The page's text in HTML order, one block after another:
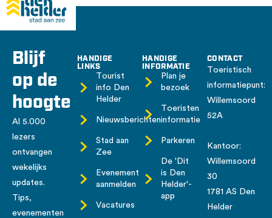
Blijf
op de
hoogte
Al 5.000
lezers
ontvangen
wekelijks
updates.
Tips,
evenementen
HANDIGE
LINKS
Tourist
info Den
Helder
Nieuwsberichten
Stad aan
Zee
Evenement
aanmelden
Vacatures
HANDIGE
INFORMATIE
Plan je
bezoek
Toeristen
informatie
Parkeren
De 'Dit
is Den
Helder'-
app
CONTACT
Toeristisch
informatiepunt:
Willemsoord
52A
Kantoor:
Willemsoord
30
1781 AS Den
Helder